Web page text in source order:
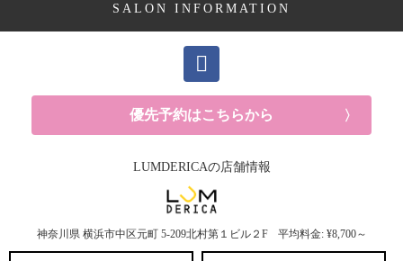
トリートメント (2記事)
SALON INFORMATION
優先予約はこちらから
LUMDERICAの店舗情報
神奈川県 横浜市中区元町 5-209北村第１ビル２F 平均料金: ¥8,700～